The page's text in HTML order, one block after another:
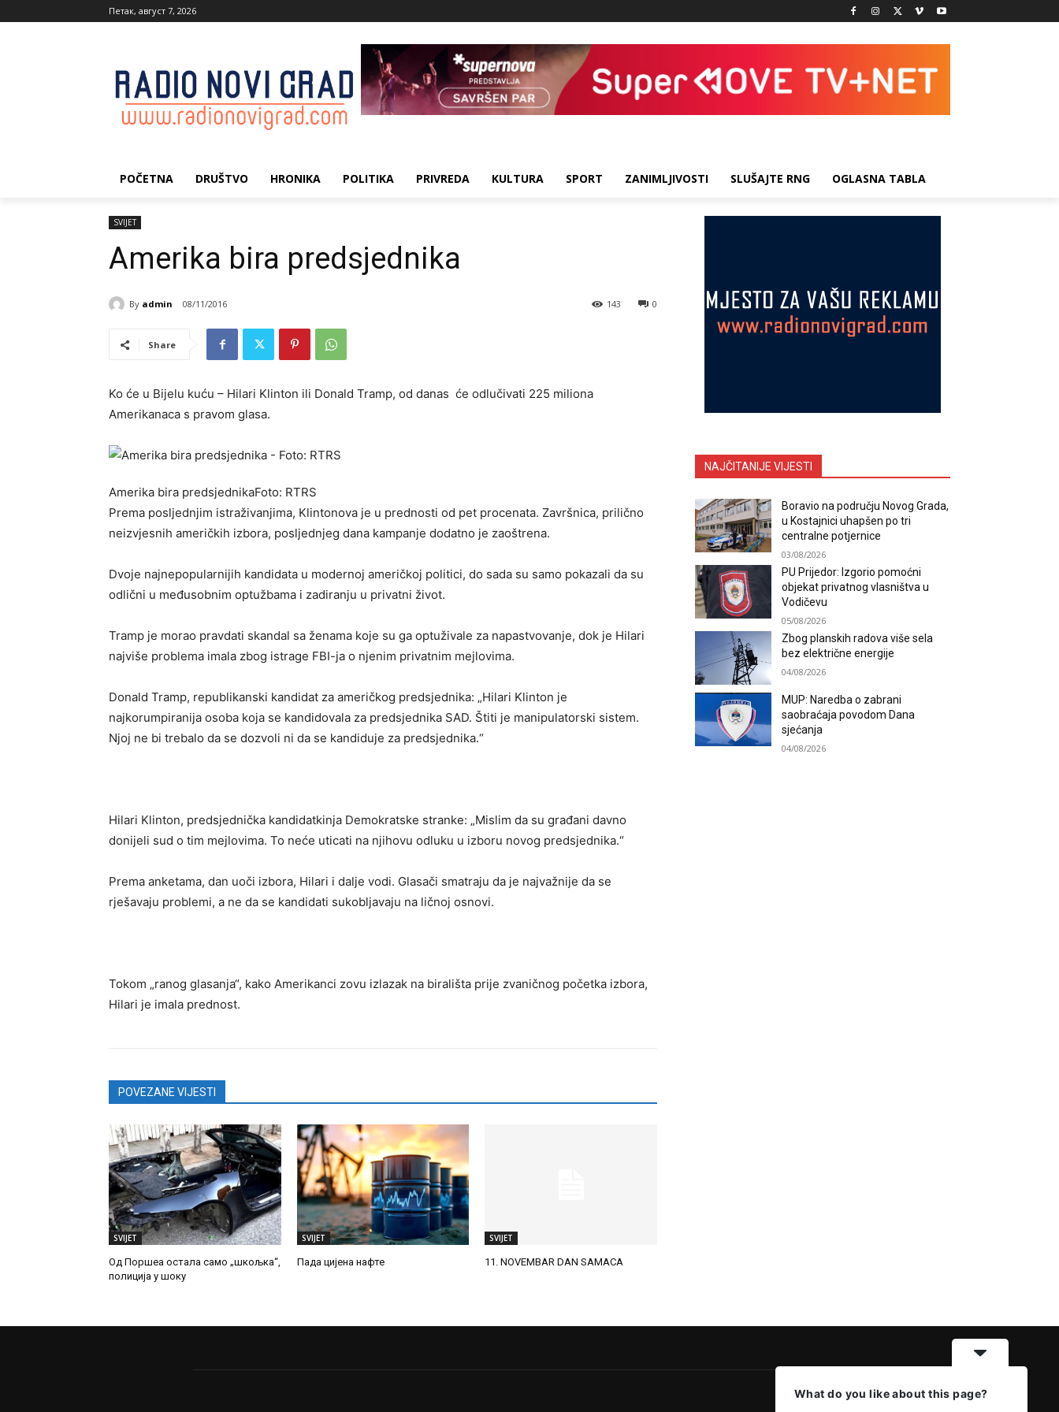
Петак, август 7, 2026
POČETNA DRUŠTVO HRONIKA POLITIKA PRIVREDA KULTURA SPORT ZANIMLJIVOSTI SLUŠAJTE RNG OGLASNA TABLA
SVIJET
Amerika bira predsjednika
By admin 08/11/2016 0
143
Share
Ko će u Bijelu kuću – Hilari Klinton ili Donald Tramp, od danas će odlučivati 225 miliona
Amerikanaca s pravom glasa.
Amerika bira predsjednikaFoto: RTRS
Prema posljednjim istraživanjima, Klintonova je u prednosti od pet procenata. Završnica, prilično
neizvjesnih američkih izbora, posljednjeg dana kampanje dodatno je zaoštrena.
Dvoje najnepopularnijih kandidata u modernoj američkoj politici, do sada su samo pokazali da su
odlični u međusobnim optužbama i zadiranju u privatni život.
Tramp je morao pravdati skandal sa ženama koje su ga optuživale za napastvovanje, dok je Hilari
najviše problema imala zbog istrage FBI-ja o njenim privatnim mejlovima.
Donald Tramp, republikanski kandidat za američkog predsjednika: „Hilari Klinton je
najkorumpiranija osoba koja se kandidovala za predsjednika SAD. Štiti je manipulatorski sistem.
Njoj ne bi trebalo da se dozvoli ni da se kandiduje za predsjednika.“
Hilari Klinton, predsjednička kandidatkinja Demokratske stranke: „Mislim da su građani davno
donijeli sud o tim mejlovima. To neće uticati na njihovu odluku u izboru novog predsjednika.“
Prema anketama, dan uoči izbora, Hilari i dalje vodi. Glasači smatraju da je najvažnije da se
rješavaju problemi, a ne da se kandidati sukobljavaju na ličnoj osnovi.
Tokom „ranog glasanja“, kako Amerikanci zovu izlazak na birališta prije zvaničnog početka izbora,
Hilari je imala prednost.
POVEZANE VIJESTI
SVIJET
Од Поршеа остала само „шкољка“,
полиција у шоку
SVIJET
Пада цијена нафте
SVIJET
11. NOVEMBAR DAN SAMACA
NAJČITANIJE VIJESTI
Boravio na području Novog Grada,
u Kostajnici uhapšen po tri
centralne potjernice
03/08/2026
PU Prijedor: Izgorio pomoćni
objekat privatnog vlasništva u
Vodičevu
05/08/2026
Zbog planskih radova više sela
bez električne energije
04/08/2026
MUP: Naredba o zabrani
saobraćaja povodom Dana
sjećanja
04/08/2026
What do you like about this page?